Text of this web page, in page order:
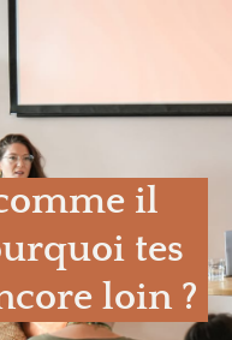
il
tes
loin ?